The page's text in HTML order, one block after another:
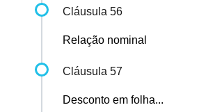
Cláusula 56
Relação nominal
Cláusula 57
Desconto em folha...